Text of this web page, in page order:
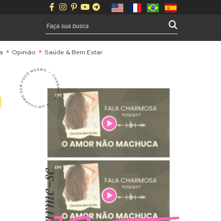
Opinião Saúde & Bem Estar
Charme-se